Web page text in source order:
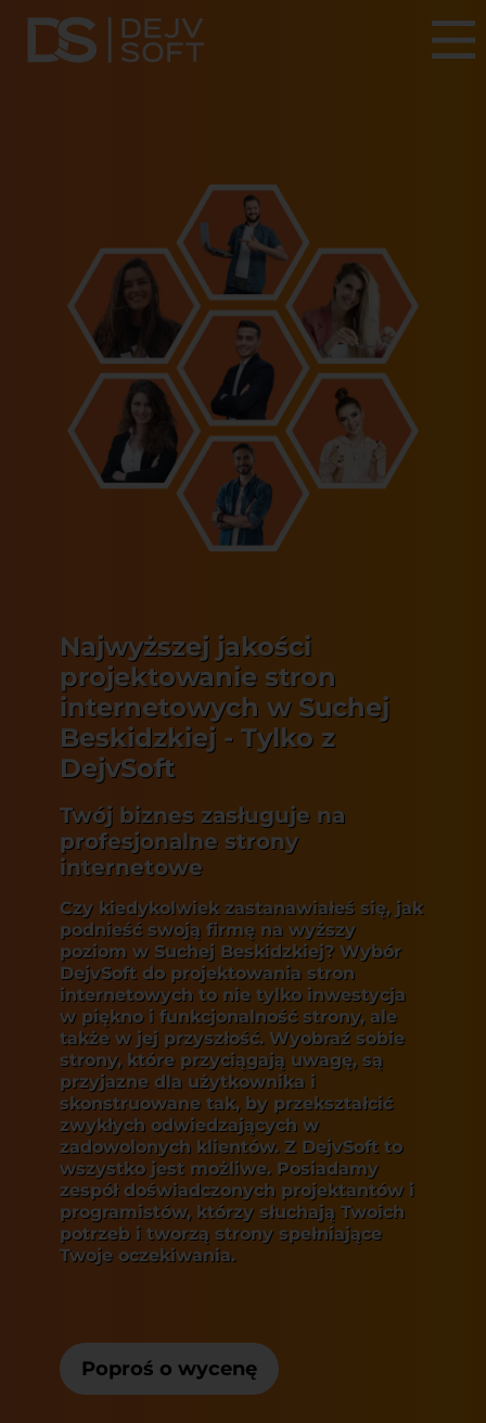
Najwyższej jakości
projektowanie stron
internetowych w Suchej
Beskidzkiej - Tylko z
DejvSoft
Twój biznes zasługuje na
profesjonalne strony
internetowe
Czy kiedykolwiek zastanawiałeś się, jak
podnieść swoją firmę na wyższy
poziom w Suchej Beskidzkiej? Wybór
DejvSoft do projektowania stron
internetowych to nie tylko inwestycja
w piękno i funkcjonalność strony, ale
także w jej przyszłość. Wyobraź sobie
strony, które przyciągają uwagę, są
przyjazne dla użytkownika i
skonstruowane tak, by przekształcić
zwykłych odwiedzających w
zadowolonych klientów. Z DejvSoft to
wszystko jest możliwe. Posiadamy
zespół doświadczonych projektantów i
programistów, którzy słuchają Twoich
potrzeb i tworzą strony spełniające
Twoje oczekiwania.
Poproś o wycenę